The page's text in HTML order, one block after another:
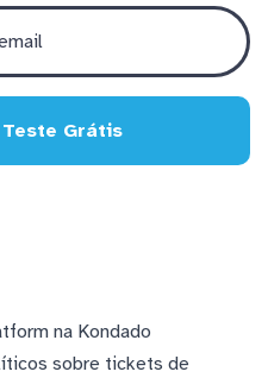
Teste Grátis
na Kondado
sobre tickets de